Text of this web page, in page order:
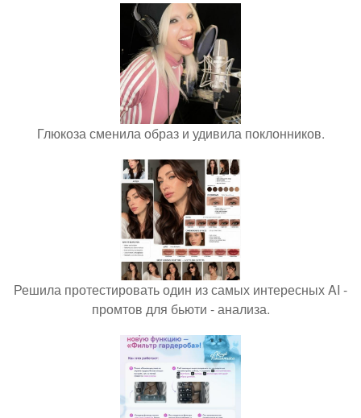
Глюкоза сменила образ и удивила поклонников.
Решила протестировать один из самых интересных AI -
промтов для бьюти - анализа.